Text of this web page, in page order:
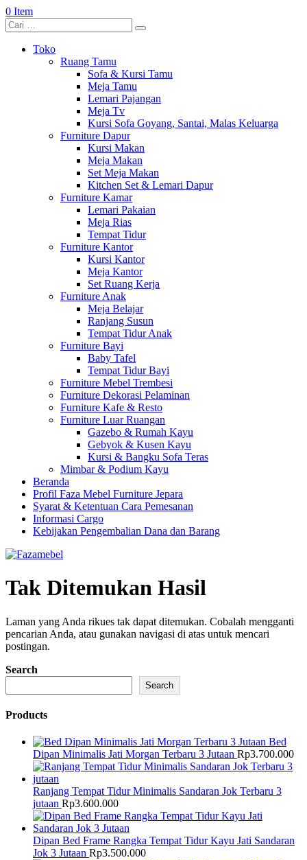
0 Item
Toko
Ruang Tamu
Sofa & Kursi Tamu
Meja Tamu
Lemari Pajangan
Meja Tv
Kursi Sofa Goyang, Santai, Malas Keluarga
Furniture Dapur
Kursi Makan
Meja Makan
Set Meja Makan
Kitchen Set & Lemari Dapur
Furniture Kamar
Lemari Pakaian
Meja Rias
Tempat Tidur
Furniture Kantor
Kursi Kantor
Meja Kantor
Set Ruang Kerja
Furniture Anak
Meja Belajar
Ranjang Susun
Tempat Tidur Anak
Furniture Bayi
Baby Tafel
Tempat Tidur Bayi
Furniture Mebel Trembesi
Furniture Dekorasi Pelaminan
Furniture Kafe & Resto
Furniture Luar Ruangan
Gazebo & Rumah Kayu
Gebyok & Kusen Kayu
Kursi & Bangku Sofa Teras
Mimbar & Podium Kayu
Beranda
Profil Faza Mebel Furniture Jepara
Syarat & Ketentuan Cara Pemesanan
Informasi Cargo
Kebijakan Pengembalian Dana dan Barang
Tak Ditemukan Hasil
Laman yang Anda rikues tak dapat ditemukan. Cobalah mengganti
pencarian Anda, atau gunakan navigasi di atas untuk mencari
postingan.
Search
Search
Products
Bed
Dipan Minimalis Jati Morgan Terbaru 3 Jutaan Rp3.700.000
Ranjang Tempat Tidur Minimalis Sandaran Jok Terbaru 3
jutaan Rp3.600.000
Dipan Bed Frame Rangka Tempat Tidur Kayu Jati Sandaran
Jok 3 Jutaan Rp3.500.000